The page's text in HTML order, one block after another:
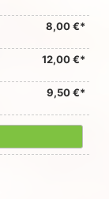
8,00 €*
12,00 €*
9,50 €*